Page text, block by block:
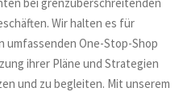
Wir halten es für
umfassenden One-Stop-Shop
ihrer Pläne und Strategien
und zu begleiten. Mit unserem